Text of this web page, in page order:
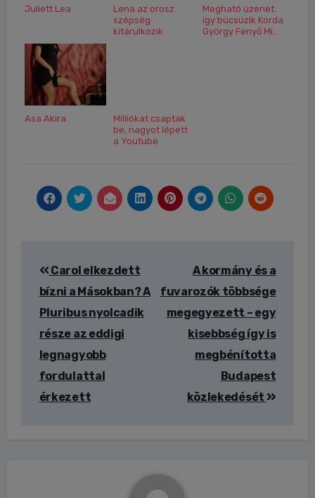
Juliett Lea
Lena az orosz
szépség
kitárulkozik
Megható üzenet:
így búcsúzik Korda
György Fenyő Mi...
Asa Akira
Milliókat csaptak
be, nagyot lépett
a Youtube
navigáció
Carol elkezdett
bízni a Másokban? A
Pluribus nyolcadik
része az eddigi
legnagyobb
fordulattal
érkezett
A kormány és a
fuvarozók többsége
megegyezett – egy
kisebbség így is
megbénította
Budapest
közlekedését